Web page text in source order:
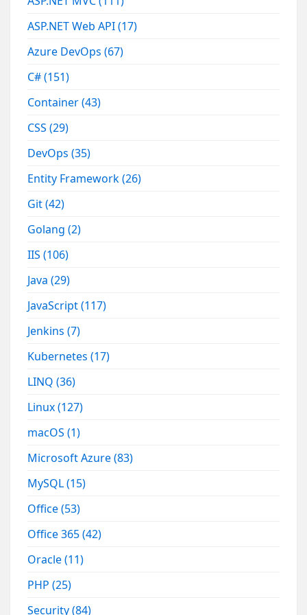
ASP.NET Web API(17)
Azure DevOps(67)
C#(151)
Container(43)
CSS(29)
DevOps(35)
Entity Framework(26)
Git(42)
Golang(2)
IIS(106)
Java(29)
JavaScript(117)
Jenkins(7)
Kubernetes(17)
LINQ(36)
Linux(127)
macOS(1)
Microsoft Azure(83)
MySQL(15)
Office(53)
Office 365(42)
Oracle(11)
PHP(25)
Security(84)